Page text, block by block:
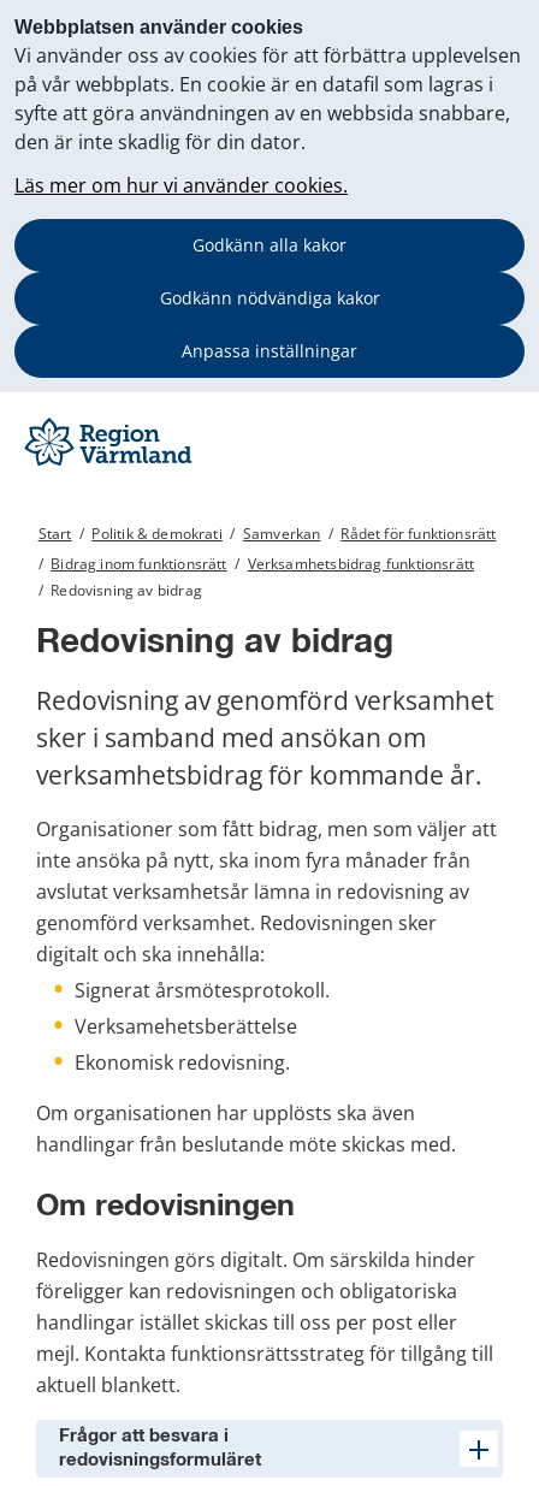
Webbplatsen använder cookies
Vi använder oss av cookies för att förbättra upplevelsen
på vår webbplats. En cookie är en datafil som lagras i
syfte att göra användningen av en webbsida snabbare,
den är inte skadlig för din dator.
Läs mer om hur vi använder cookies.
Godkänn alla kakor
Godkänn nödvändiga kakor
Anpassa inställningar
Start / Politik & demokrati / Samverkan / Rådet för funktionsrätt
/ Bidrag inom funktionsrätt / Verksamhetsbidrag funktionsrätt
/ Redovisning av bidrag
Redovisning av bidrag
Redovisning av genomförd verksamhet
sker i samband med ansökan om
verksamhetsbidrag för kommande år.
Organisationer som fått bidrag, men som väljer att
inte ansöka på nytt, ska inom fyra månader från
avslutat verksamhetsår lämna in redovisning av
genomförd verksamhet. Redovisningen sker
digitalt och ska innehålla:
Signerat årsmötesprotokoll.
Verksamehetsberättelse
Ekonomisk redovisning.
Om organisationen har upplösts ska även
handlingar från beslutande möte skickas med.
Om redovisningen
Redovisningen görs digitalt. Om särskilda hinder
föreligger kan redovisningen och obligatoriska
handlingar istället skickas till oss per post eller
mejl. Kontakta funktionsrättsstrateg för tillgång till
aktuell blankett.
Frågor att besvara i
redovisningsformuläret